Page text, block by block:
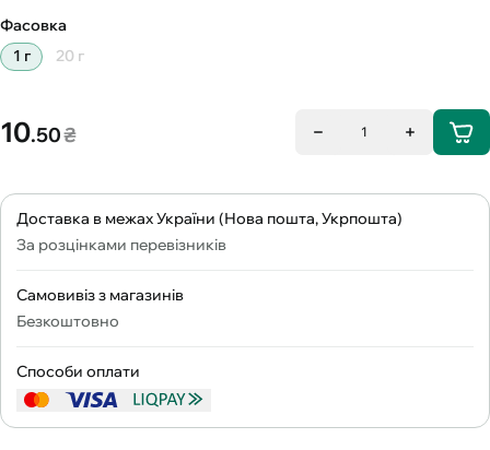
Фасовка
1 г
20 г
10.50₴ 1
Доставка в межах України (Нова пошта, Укрпошта)
За розцінками перевізників
Самовивіз з магазинів
Безкоштовно
Способи оплати